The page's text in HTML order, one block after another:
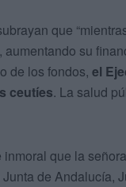
que
su
de los fondos, el
ceutíes. La salud
inmoral que la
de Andalucía,